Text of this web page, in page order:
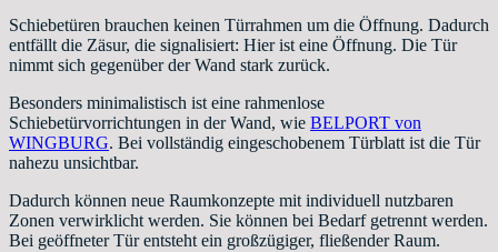
Schiebetüren brauchen keinen Türrahmen um die Öffnung. Dadurch
entfällt die Zäsur, die signalisiert: Hier ist eine Öffnung. Die Tür
nimmt sich gegenüber der Wand stark zurück.
Besonders minimalistisch ist eine rahmenlose
Schiebetürvorrichtungen in der Wand, wie BELPORT von
WINGBURG. Bei vollständig eingeschobenem Türblatt ist die Tür
nahezu unsichtbar.
Dadurch können neue Raumkonzepte mit individuell nutzbaren
Zonen verwirklicht werden. Sie können bei Bedarf getrennt werden.
Bei geöffneter Tür entsteht ein großzügiger, fließender Raum.